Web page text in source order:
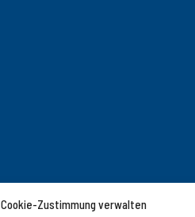
Cookie-Zustimmung verwalten